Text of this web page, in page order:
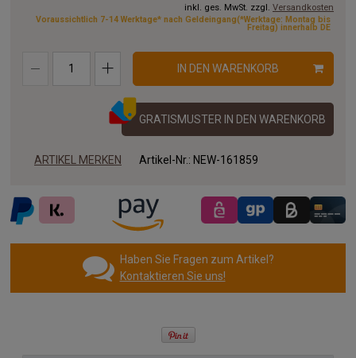
inkl. ges. MwSt. zzgl. Versandkosten
Voraussichtlich 7-14 Werktage* nach Geldeingang(*Werktage: Montag bis
Freitag) innerhalb DE
IN DEN WARENKORB
GRATISMUSTER IN DEN WARENKORB
ARTIKEL MERKEN Artikel-Nr.: NEW-161859
Haben Sie Fragen zum Artikel?
Kontaktieren Sie uns!